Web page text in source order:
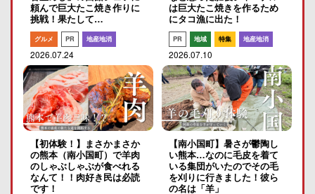
頼んで巨大たこ焼き作りに
挑戦！果たして…
グルメ PR 地産地消
2026.07.24
は巨大たこ焼きを作るため
にタコ漁に出た！
PR 地域 特集 地産地消
2026.07.10
【初体験！】まさかまさか
の熊本（南小国町）で羊肉
のしゃぶしゃぶが食べれる
なんて！！肉好き民は必読
です！
【南小国町】暑さが鬱陶し
い熊本…なのに毛皮を着て
いる集団がいたのでその毛
を刈りに行きました！彼ら
の名は「羊」